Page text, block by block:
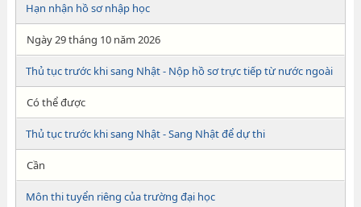
Hạn nhận hồ sơ nhập học
Ngày 29 tháng 10 năm 2026
Thủ tục trước khi sang Nhật - Nộp hồ sơ trực tiếp từ nước ngoài
Có thể được
Thủ tục trước khi sang Nhật - Sang Nhật để dự thi
Cần
Môn thi tuyển riêng của trường đại học